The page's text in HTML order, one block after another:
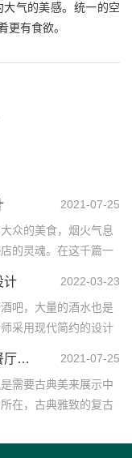
气的美感。统一的空
更有食欲。
2021-07-25
众的美食，烟火气息
的灵魂。在这千篇一
计
2022-03-23
吧，大量的酒水也是
采用现代简约的设计
中央党校中青人家餐厅装修设计
2021-07-25
需要古典美来展示中
在，古典雅致的复古